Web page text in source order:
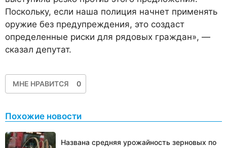
Поскольку, если наша полиция начнет применять
оружие без предупреждения, это создаст
определенные риски для рядовых граждан», —
сказал депутат.
МНЕ НРАВИТСЯ 0
Похожие новости
Названа средняя урожайность зерновых по